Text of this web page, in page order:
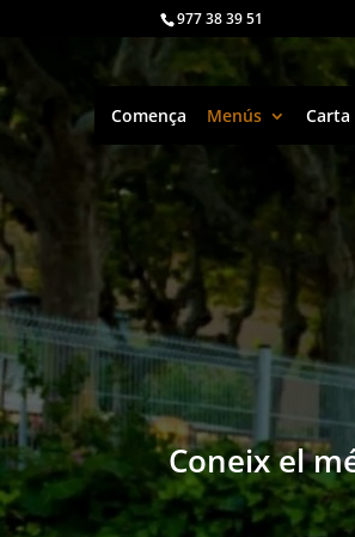
977 38 39 51
Comença Menús Carta
Coneix el